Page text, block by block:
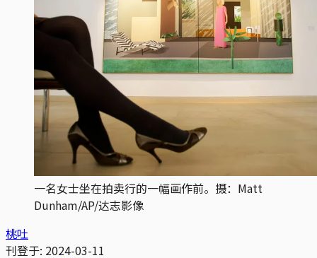
一名女士坐在拍卖行的一幅画作前。摄：Matt
Dunham/AP/达志影像
桃吐
刊登于: 2024-03-11